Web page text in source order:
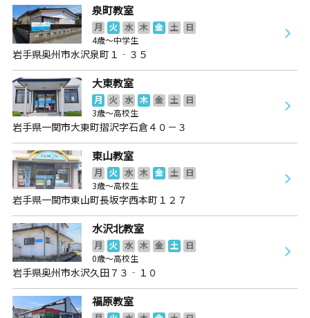
泉町教室
月 火 水 木 金 土
日
4歳～中学生
岩手県奥州市水沢泉町１‐３５
大東教室
月 火 水 木 金 土
日
3歳～高校生
岩手県一関市大東町摺沢字石倉４０－３
東山教室
月 火 水 木 金 土
日
3歳～高校生
岩手県一関市東山町長坂字西本町１２７
水沢北教室
月 火 水 木 金 土
日
0歳～高校生
岩手県奥州市水沢久田７３‐１０
福原教室